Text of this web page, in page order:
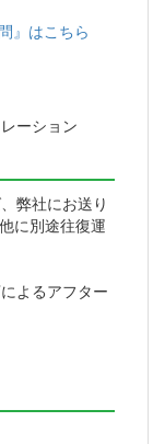
』はこちら
ーション
弊社にお送り
に別途往復運
よるアフター